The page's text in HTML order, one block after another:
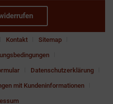
Kontakt Sitemap
Datenschutzerklärung
mit Kundeninformationen